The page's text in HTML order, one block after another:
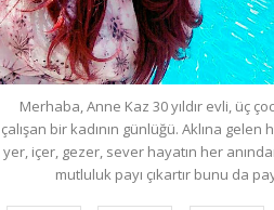
Merhaba, Anne Kaz 30 yıldır evli, üç
çalışan bir kadının günlüğü. Aklına gelen
yer, içer, gezer, sever hayatın her
mutluluk payı çıkartır bunu da